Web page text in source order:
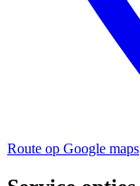
Route op Google maps